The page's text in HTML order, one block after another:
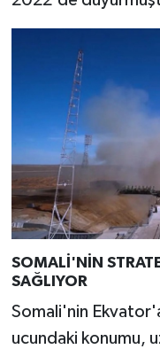
SOMALİ'NİN
SAĞLIYOR
Somali'nin
ucundaki konumu,